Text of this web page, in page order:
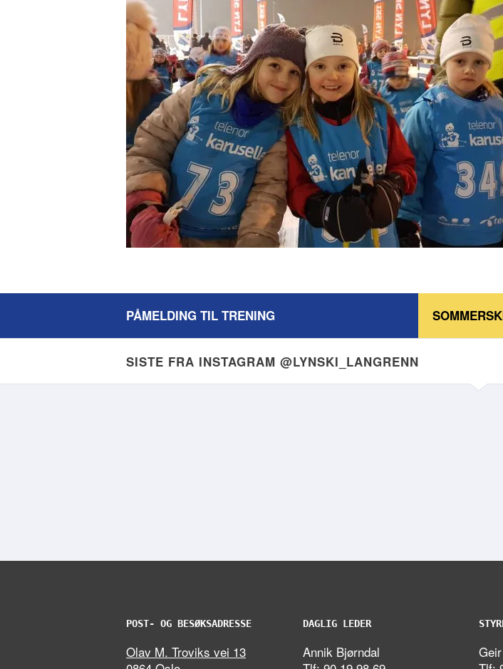
PÅMELDING TIL TRENING
SISTE FRA INSTAGRAM @LYNSKI_LANGRENN
POST- OG BESØKSADRESSE
Olav M. Troviks vei 13
DAGLIG LEDER
Annik Bjørndal